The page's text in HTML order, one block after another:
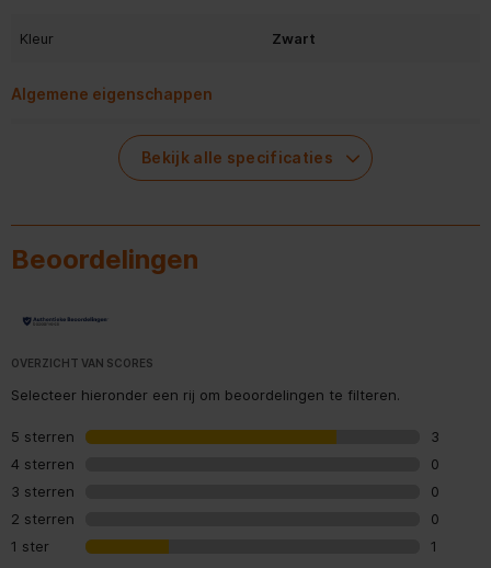
Kleur Zwart
Algemene eigenschappen
Anti-aanbaklaag
Snoeropslag
Aantal wafels
Wafel vorm Cirkel, Figuur
Energie
Bekijk alle specificaties
Beoordelingen
OVERZICHT VAN SCORES
Selecteer hieronder een rij om beoordelingen te filteren.
5 sterren sterren
3
4 sterren
0
3 sterren
0
2 sterren
0
1 ster sterren
1